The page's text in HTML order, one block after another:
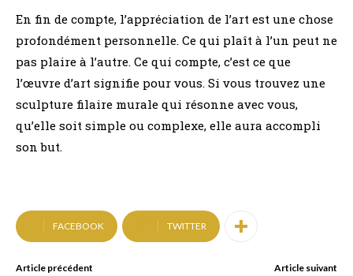
En fin de compte, l’appréciation de l’art est une chose
profondément personnelle. Ce qui plaît à l’un peut ne
pas plaire à l’autre. Ce qui compte, c’est ce que
l’œuvre d’art signifie pour vous. Si vous trouvez une
sculpture filaire murale qui résonne avec vous,
qu’elle soit simple ou complexe, elle aura accompli
son but.
FACEBOOK TWITTER
Article précédent Article suivant